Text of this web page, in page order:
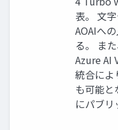
表。 文
AOAIへ
る。 ま
Azure AI
統合によ
も可能と
にパブリ